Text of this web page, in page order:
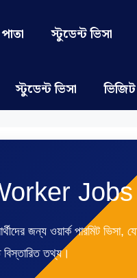
স্টুডেন্ট ভিসা
স্টুডেন্ট ভিসা
জন্য ওয়ার্ক পারমিট ভিসা,
বিস্তারিত তথ্য।